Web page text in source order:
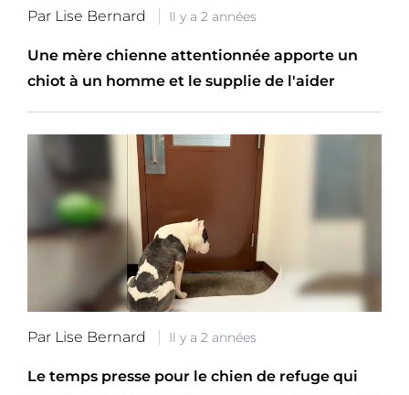
Par Lise Bernard Il y a 2 années
Une mère chienne attentionnée apporte un
chiot à un homme et le supplie de l'aider
Par Lise Bernard Il y a 2 années
Le temps presse pour le chien de refuge qui